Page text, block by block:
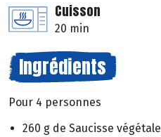
Cuisson
20 min
Ingrédients
Pour 4 personnes
260 g de Saucisse végétale